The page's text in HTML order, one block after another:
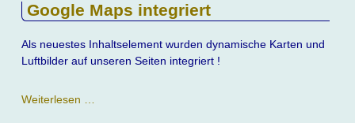
auf
allen
Domänen
Google Maps integriert
Als neuestes Inhaltselement wurden dynamische Karten und
Luftbilder auf unseren Seiten integriert !
Weiterlesen …